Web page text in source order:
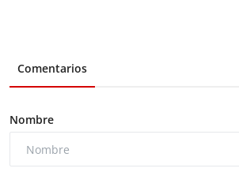
Comentarios
Nombre